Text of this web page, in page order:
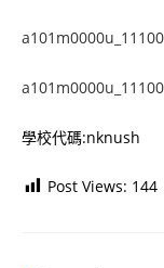
學校代碼:nknush
Post Views: 144